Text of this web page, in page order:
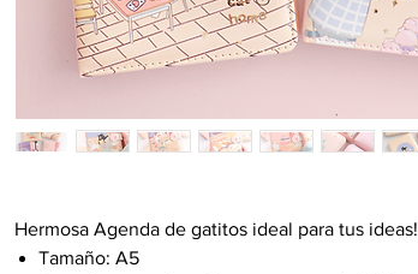
Hermosa Agenda de gatitos ideal para tus ideas!
Tamaño: A5